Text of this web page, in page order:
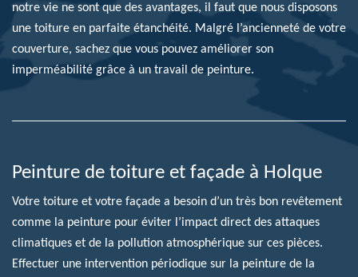
notre vie ne sont que des avantages, il faut que nous disposons
une toiture en parfaite étanchéité. Malgré l’ancienneté de votre
couverture, sachez que vous pouvez améliorer son
imperméabilité grâce à un travail de peinture.
Peinture de toiture et façade à Holque
Votre toiture et votre façade a besoin d’un très bon revêtement
comme la peinture pour éviter l’impact direct des attaques
climatiques et de la pollution atmosphérique sur ces pièces.
Effectuer une intervention périodique sur la peinture de la